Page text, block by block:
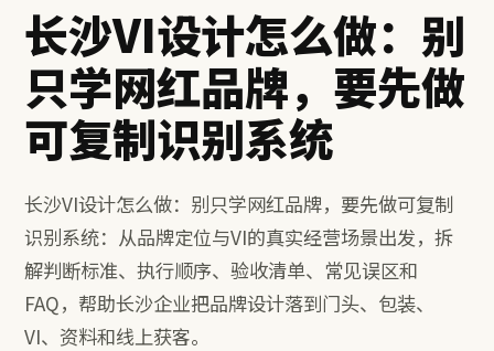
慧庭手写体
提示：⌘/Ctrl + K 随时唤起搜索
长沙VI设计怎么做：别
只学网红品牌，要先做
可复制识别系统
长沙VI设计怎么做：别只学网红品牌，要先做可复制
识别系统：从品牌定位与VI的真实经营场景出发，拆
解判断标准、执行顺序、验收清单、常见误区和
FAQ，帮助长沙企业把品牌设计落到门头、包装、
VI、资料和线上获客。